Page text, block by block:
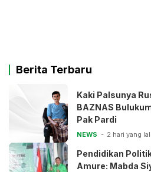
Berita Terbaru
Kaki Palsunya
BAZNAS
Pak Pardi
NEWS 2 hari yang
Pendidikan
Amure: Mabda